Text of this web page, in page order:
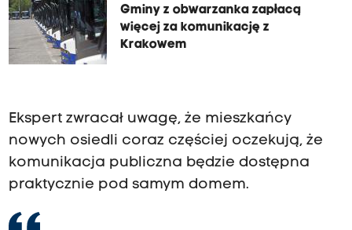
Gminy z obwarzanka zapłacą
więcej za komunikację z
Krakowem
Ekspert zwracał uwagę, że mieszkańcy
nowych osiedli coraz częściej oczekują, że
komunikacja publiczna będzie dostępna
praktycznie pod samym domem.